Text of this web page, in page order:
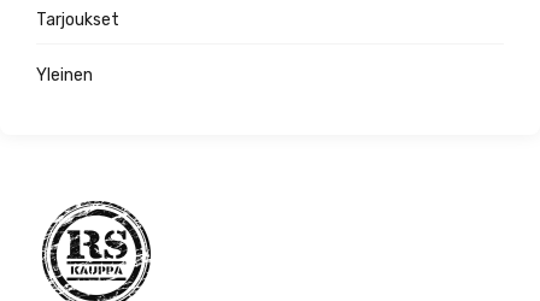
Tarjoukset
Yleinen